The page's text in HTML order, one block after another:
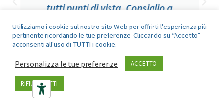
tutti punti di vista. Consiglio a
chiunque di affidarsi a questa equipe
medica, perché il dimagrimento non è
solo esteriore ma anche interiore.
Utilizziamo i cookie sul nostro sito Web per offrirti l'esperienza più
pertinente ricordando le tue preferenze. Cliccando su “Accetto”
acconsenti all'uso di TUTTI i cookie.
Personalizza le tue preferenze ACCETTO
RIFIUTA TUTTI